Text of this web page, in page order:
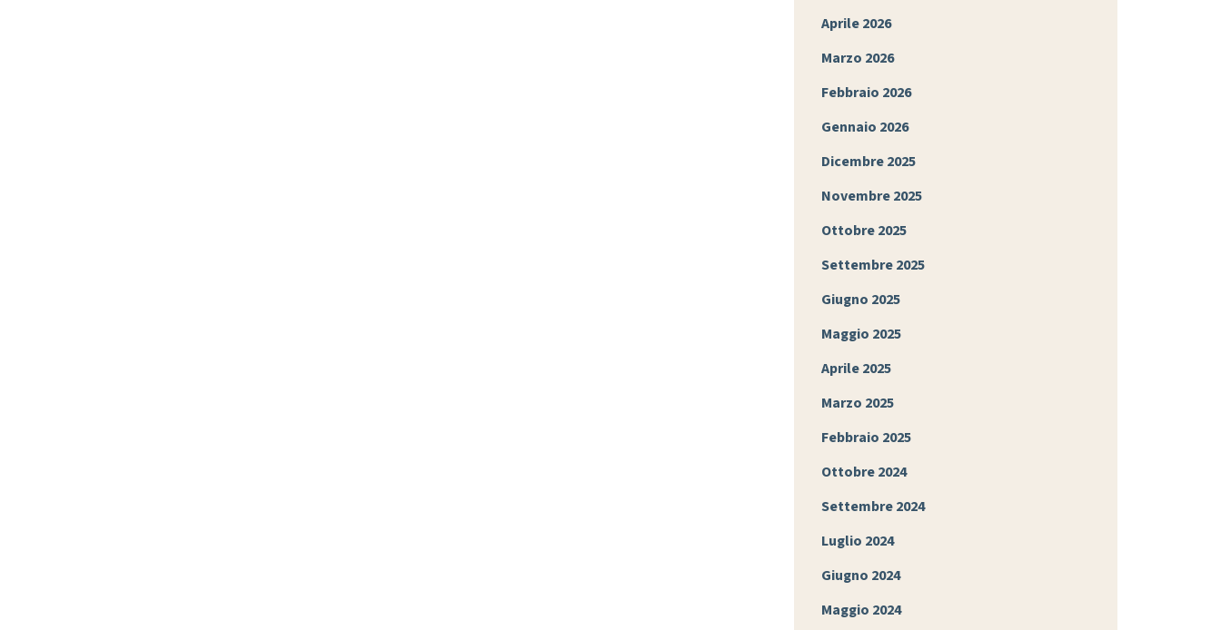
Aprile 2026
Marzo 2026
Febbraio 2026
Gennaio 2026
Dicembre 2025
Novembre 2025
Ottobre 2025
Settembre 2025
Giugno 2025
Maggio 2025
Aprile 2025
Marzo 2025
Febbraio 2025
Ottobre 2024
Settembre 2024
Luglio 2024
Giugno 2024
Maggio 2024